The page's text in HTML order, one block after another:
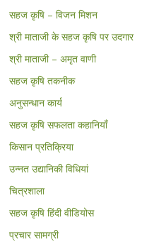
सहज कृषि – विजन मिशन
श्री माताजी के सहज कृषि पर उदगार
श्री माताजी – अमृत वाणी
सहज कृषि तकनीक
अनुसन्धान कार्य
सहज कृषि सफलता कहानियाँ
किसान प्रतिक्रिया
उन्नत उद्यानिकी विधियां
चित्रशाला
सहज कृषि हिंदी वीडियोस
प्रचार सामग्री